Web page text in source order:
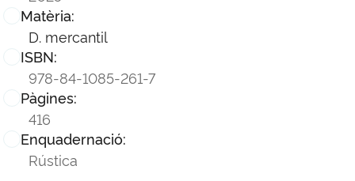
Matèria:
D. mercantil
ISBN:
978-84-1085-261-7
Pàgines:
416
Enquadernació:
Rústica